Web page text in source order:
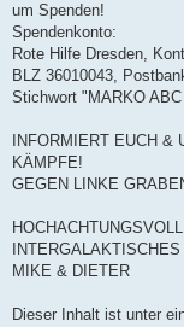
um Spenden!
Spendenkonto:
Rote Hilfe Dresden,
BLZ 36010043,
Stichwort "MARKO
INFORMIERT EUCH
KÄMPFE!
GEGEN LINKE
MIKE & DIETER
Dieser Inhalt ist unter